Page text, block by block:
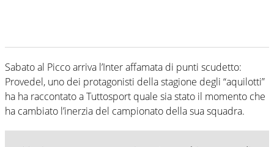
Sabato al Picco arriva l’Inter affamata di punti scudetto:
Provedel, uno dei protagonisti della stagione degli “aquilotti”
ha ha raccontato a Tuttosport quale sia stato il momento che
ha cambiato l’inerzia del campionato della sua squadra.